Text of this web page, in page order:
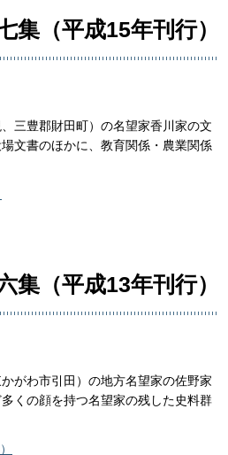
集（平成15年刊行）
三豊郡財田町）の名望家香川家の文
文書のほかに、教育関係・農業関係
集（平成13年刊行）
がわ市引田）の地方名望家の佐野家
くの顔を持つ名望家の残した史料群